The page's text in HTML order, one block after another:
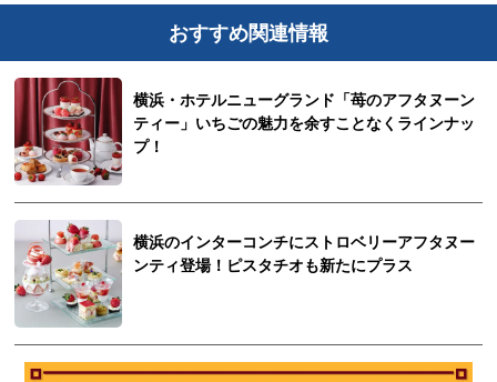
おすすめ関連情報
横浜・ホテルニューグランド「苺のアフタヌーン
ティー」いちごの魅力を余すことなくラインナッ
プ！
横浜のインターコンチにストロベリーアフタヌー
ンティ登場！ピスタチオも新たにプラス